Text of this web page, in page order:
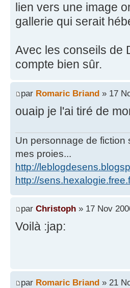
lien vers une image
gallerie qui serait
Avec les conseils de
compte bien sûr.
par Romaric Briand » 17
ouaip je l'ai tiré de
Un personnage de fiction
mes proies...
http://
http://
par Christoph » 17 Nov
Voilà :jap:
par Romaric Briand » 21